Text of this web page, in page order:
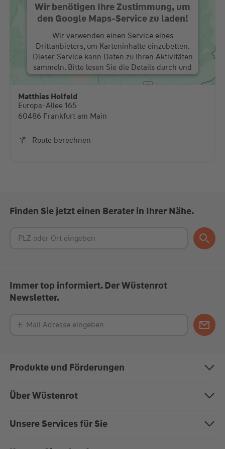
Wir benötigen Ihre Zustimmung, um
den Google Maps-Service zu laden!
Wir verwenden einen Service eines
Drittanbieters, um Karteninhalte einzubetten.
Dieser Service kann Daten zu Ihren Aktivitäten
sammeln. Bitte lesen Sie die Details durch und
stimmen Sie der Nutzung des Service zu, um
diese Karte anzuzeigen.
Matthias Holfeld
Europa-Allee 165
60486 Frankfurt am Main
Route berechnen
Finden Sie jetzt einen Berater in Ihrer Nähe.
Immer top informiert. Der Wüstenrot
Newsletter.
Produkte und Förderungen
Bausparen
Über Wüstenrot
Über uns
Unsere Services für Sie